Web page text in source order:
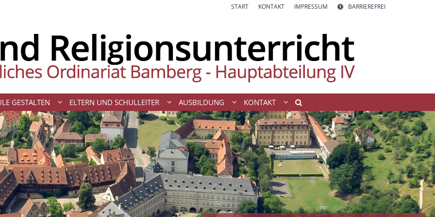
START KONTAKT IMPRESSUM BARRIEREFREI
GESTALTEN ELTERN UND SCHULLEITER AUSBILDUNG KONTAKT